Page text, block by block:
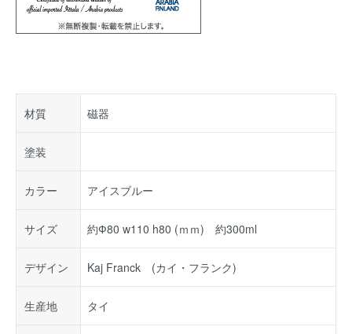
材質 磁器
塗装
カラー アイスブルー
サイズ 約Ф80 w110 h80 (ｍｍ) 約300ml
デザイン Kaj Franck (カイ・フランク)
生産地 タイ